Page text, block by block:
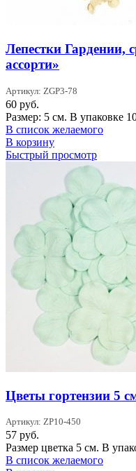
Лепестки Гардении,
ассорти»
Артикул: ZGP3-78
60 руб.
Размер: 5 см. В упаковке
В список желаемого
В корзину
Быстрый просмотр
Цветы гортензии 5
Артикул: ZP10-450
57 руб.
Размер цветка 5 см. В
В список желаемого